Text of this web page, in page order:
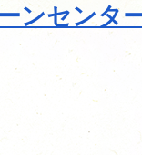
ンセンタ